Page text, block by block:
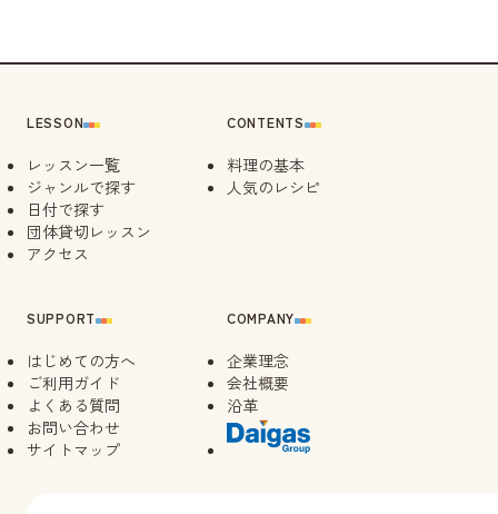
LESSON
レッスン一覧
ジャンルで探す
日付で探す
団体貸切レッスン
アクセス
SUPPORT
はじめての方へ
ご利用ガイド
よくある質問
お問い合わせ
サイトマップ
CONTENTS
料理の基本
人気のレシピ
COMPANY
企業理念
会社概要
沿革